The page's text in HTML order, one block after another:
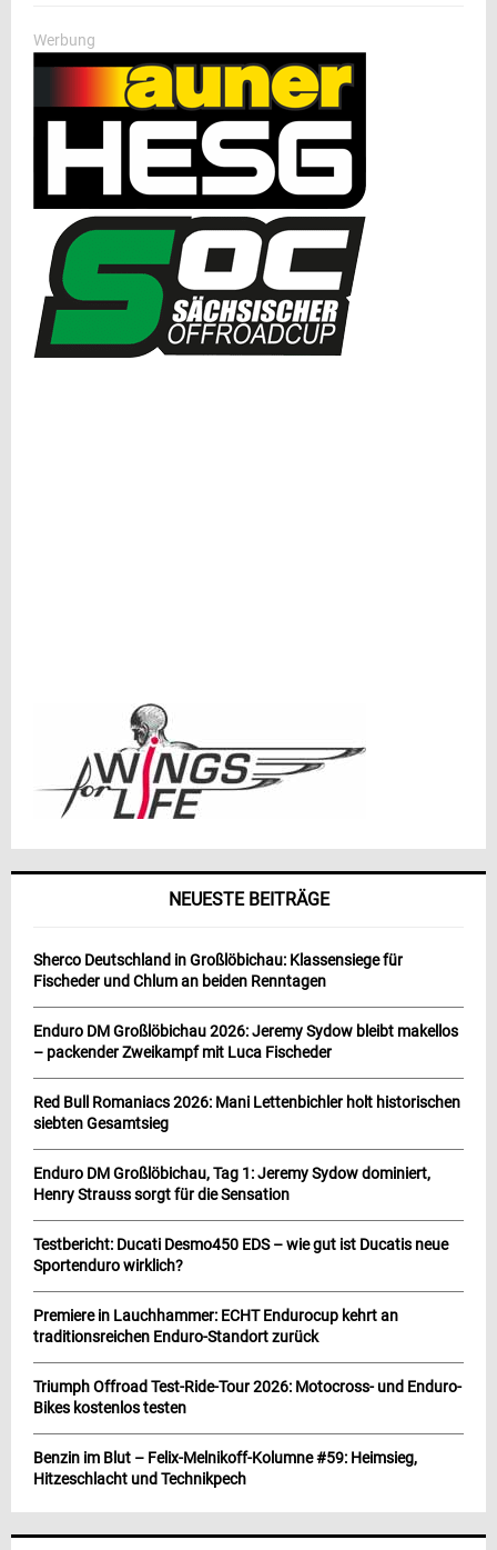
Werbung
NEUESTE BEITRÄGE
Sherco Deutschland in Großlöbichau: Klassensiege für
Fischeder und Chlum an beiden Renntagen
Enduro DM Großlöbichau 2026: Jeremy Sydow bleibt makellos
– packender Zweikampf mit Luca Fischeder
Red Bull Romaniacs 2026: Mani Lettenbichler holt historischen
siebten Gesamtsieg
Enduro DM Großlöbichau, Tag 1: Jeremy Sydow dominiert,
Henry Strauss sorgt für die Sensation
Testbericht: Ducati Desmo450 EDS – wie gut ist Ducatis neue
Sportenduro wirklich?
Premiere in Lauchhammer: ECHT Endurocup kehrt an
traditionsreichen Enduro-Standort zurück
Triumph Offroad Test-Ride-Tour 2026: Motocross- und Enduro-
Bikes kostenlos testen
Benzin im Blut – Felix-Melnikoff-Kolumne #59: Heimsieg,
Hitzeschlacht und Technikpech